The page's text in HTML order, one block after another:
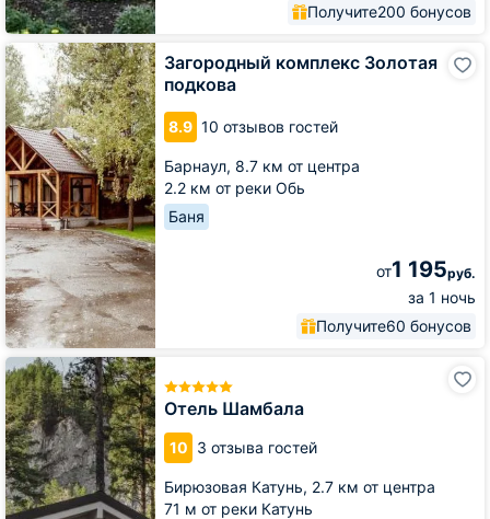
Получите200 бонусов
Загородный комплекс Золотая
подкова
8.9 10 отзывов гостей
Барнаул, 8.7 км от центра
2.2 км от реки Обь
Баня
от1 195руб.
за 1 ночь
Получите60 бонусов
Загородный
комплекс
Золотая
подкова
Отель Шамбала
10 3 отзыва гостей
Бирюзовая Катунь, 2.7 км от центра
71 м от реки Катунь
Отель
Шамбала